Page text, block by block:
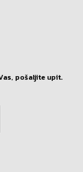
pošaljite upit.